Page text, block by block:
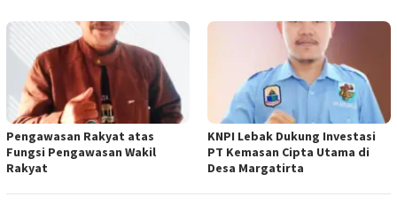
Pengawasan Rakyat atas
Fungsi Pengawasan Wakil
Rakyat
KNPI Lebak Dukung Investasi
PT Kemasan Cipta Utama di
Desa Margatirta